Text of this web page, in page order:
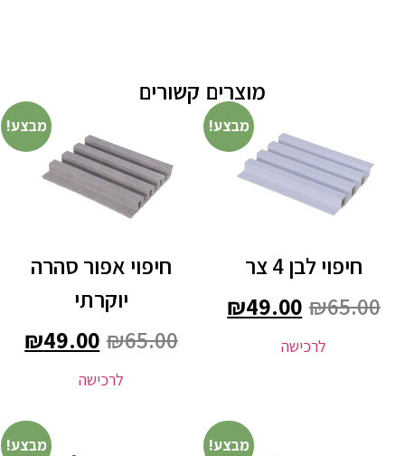
מוצרים קשורים
מבצע!
חיפוי לבן 4 צר
₪65.00
₪49.00
לרכישה
מבצע!
חיפוי אפור סהרה
יוקרתי
₪65.00
₪49.00
לרכישה
מבצע! מבצע!